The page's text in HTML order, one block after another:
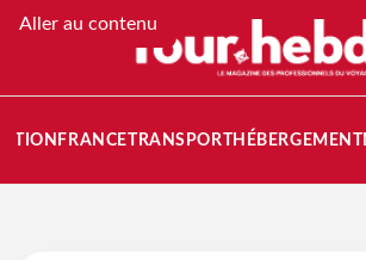
Aller au contenu
FRANCETRANSPORT HÉBERGEMENT